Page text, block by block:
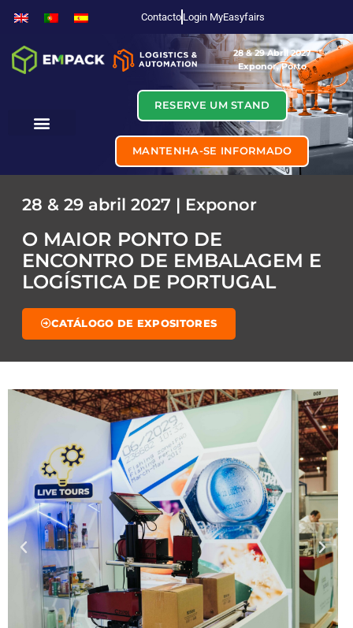
Contacto Login MyEasyfairs
28 & 29 Abril 2027
Exponor, Porto
RESERVE UM STAND
MANTENHA-SE INFORMADO
28 & 29 abril 2027 | Exponor
O MAIOR PONTO DE
ENCONTRO DE EMBALAGEM E
LOGÍSTICA DE PORTUGAL
CATÁLOGO DE EXPOSITORES